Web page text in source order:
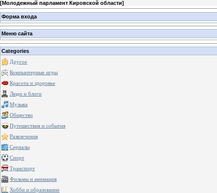
[Молодежный парламент Кировской области]
Форма входа
Меню сайта
Categories
Другое
Компьютерные игры
Красота и здоровье
Люди и блоги
Музыка
Общество
Путешествия и события
Развлечения
Сериалы
Спорт
Транспорт
Фильмы и анимация
Хобби и образование